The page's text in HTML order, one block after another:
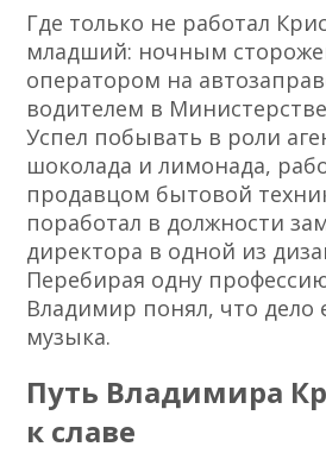
Где только не работал
младший: ночным
оператором на
водителем в
Успел побывать в роли
шоколада и лимонада,
продавцом бытовой
поработал в должности
директора в одной из
Перебирая одну
Владимир понял, что дело
музыка.
Путь Владимира
к славе